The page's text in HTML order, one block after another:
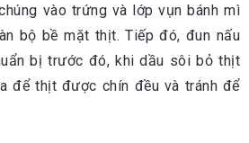
vào trứng và lớp vụn bánh mì
bộ bề mặt thịt. Tiếp đó, đun nấu
bị trước đó, khi dầu sôi bỏ thịt
để thịt được chín đều và tránh để